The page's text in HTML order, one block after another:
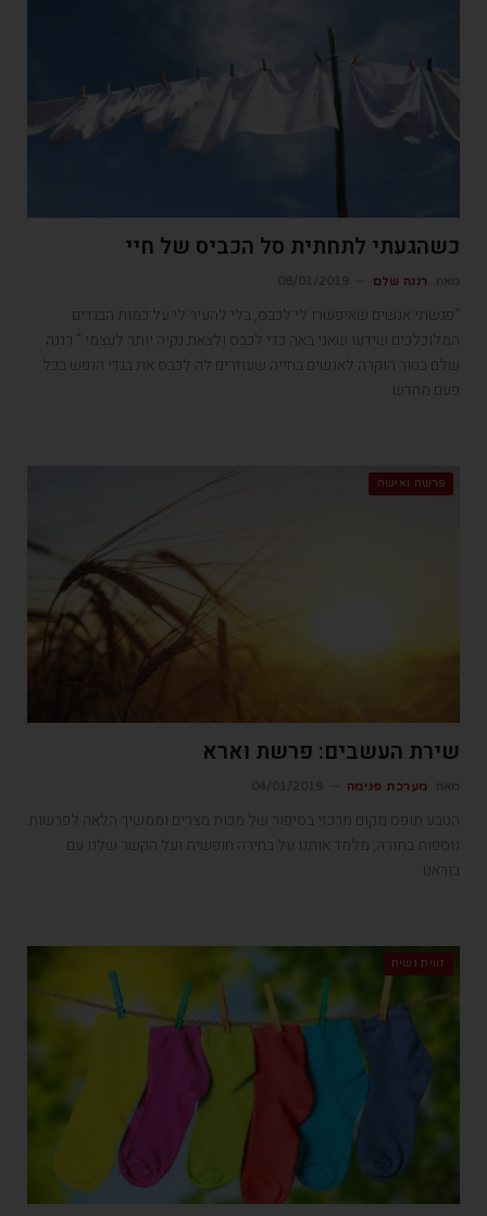
כשהגעתי לתחתית סל הכביס של חיי
רננה שלם
"פגשתי אנשים שאיפשרו לי לכבס, בלי להעיר לי על כמות הבגדים
המלוכלכים שידעו שאני באה כדי לכבס ולצאת נקיה יותר לעצמי." רננה
שלם בטור הוקרה לאנשים בחייה שעוזרים לה לכבס את בגדי הנפש בכל
פעם מחדש
פרשה ואישה
שירת העשבים: פרשת וארא
מערכת פנימה
הטבע תופס מקום מרכזי בסיפור של מכות מצרים וממשיך הלאה לפרשות
נוספות בתורה, מלמד אותנו על בחירה חופשית ועל הקשר שלנו עם
בוראנו
זווית נשית